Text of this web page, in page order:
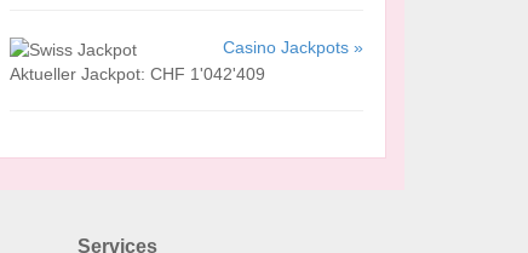
Casino Jackpots »
Aktueller Jackpot: CHF 1'042'409
Services